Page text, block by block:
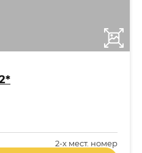
2-x мест. номер